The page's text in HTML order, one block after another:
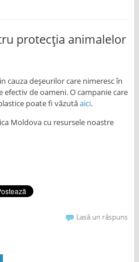
protecţia animalelor
cauza deşeurilor care nimeresc în
de oameni. O campanie care
poate fi văzutăaici.
Moldova cu resursele noastre
Lasă un răspuns